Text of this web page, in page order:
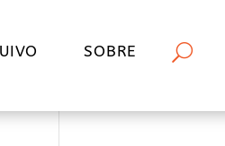
SOBRE